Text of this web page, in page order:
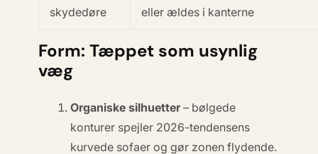
skydedøre
eller ældes i kanterne
Form: Tæppet som usynlig
væg
Organiske silhuetter– bølgede
konturer spejler 2026-tendensens
kurvede sofaer og gør zonen flydende.